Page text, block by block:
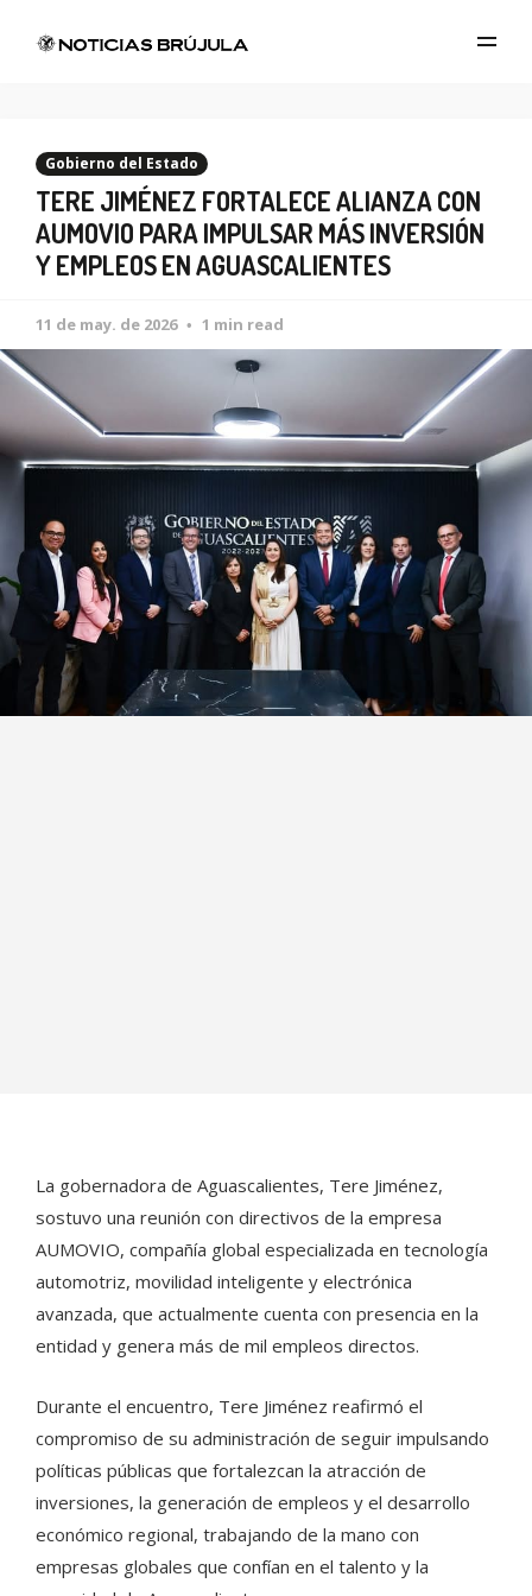
Gobierno del Estado
TERE JIMÉNEZ FORTALECE ALIANZA CON
AUMOVIO PARA IMPULSAR MÁS INVERSIÓN
Y EMPLEOS EN AGUASCALIENTES
11 de may. de 2026 1 min read
La gobernadora de Aguascalientes, Tere Jiménez,
sostuvo una reunión con directivos de la empresa
AUMOVIO, compañía global especializada en tecnología
automotriz, movilidad inteligente y electrónica
avanzada, que actualmente cuenta con presencia en la
entidad y genera más de mil empleos directos.
Durante el encuentro, Tere Jiménez reafirmó el
compromiso de su administración de seguir impulsando
políticas públicas que fortalezcan la atracción de
inversiones, la generación de empleos y el desarrollo
económico regional, trabajando de la mano con
empresas globales que confían en el talento y la